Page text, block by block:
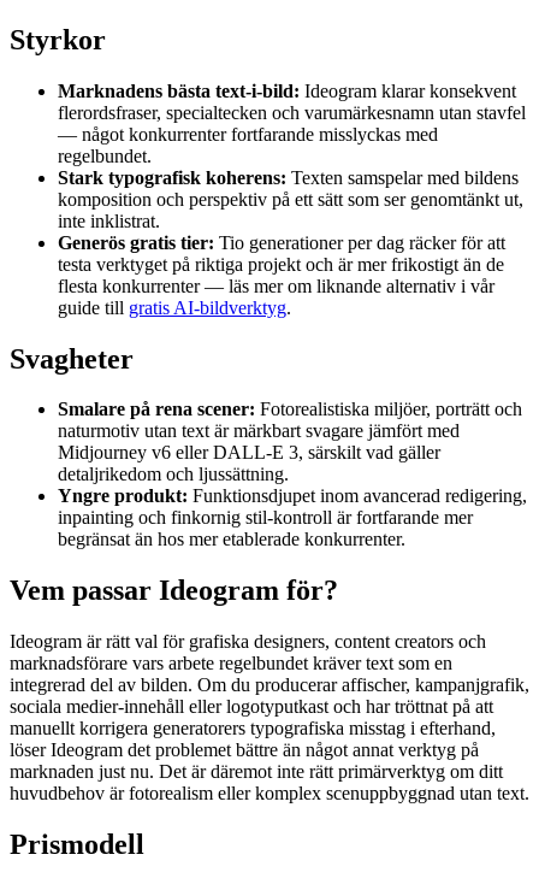
Styrkor
Marknadens bästa text-i-bild: Ideogram klarar konsekvent
flerordsfraser, specialtecken och varumärkesnamn utan stavfel
— något konkurrenter fortfarande misslyckas med
regelbundet.
Stark typografisk koherens: Texten samspelar med bildens
komposition och perspektiv på ett sätt som ser genomtänkt ut,
inte inklistrat.
Generös gratis tier: Tio generationer per dag räcker för att
testa verktyget på riktiga projekt och är mer frikostigt än de
flesta konkurrenter — läs mer om liknande alternativ i vår
guide till gratis AI-bildverktyg.
Svagheter
Smalare på rena scener: Fotorealistiska miljöer, porträtt och
naturmotiv utan text är märkbart svagare jämfört med
Midjourney v6 eller DALL-E 3, särskilt vad gäller
detaljrikedom och ljussättning.
Yngre produkt: Funktionsdjupet inom avancerad redigering,
inpainting och finkornig stil-kontroll är fortfarande mer
begränsat än hos mer etablerade konkurrenter.
Vem passar Ideogram för?
Ideogram är rätt val för grafiska designers, content creators och
marknadsförare vars arbete regelbundet kräver text som en
integrerad del av bilden. Om du producerar affischer, kampanjgrafik,
sociala medier-innehåll eller logotyputkast och har tröttnat på att
manuellt korrigera generatorers typografiska misstag i efterhand,
löser Ideogram det problemet bättre än något annat verktyg på
marknaden just nu. Det är däremot inte rätt primärverktyg om ditt
huvudbehov är fotorealism eller komplex scenuppbyggnad utan text.
Prismodell